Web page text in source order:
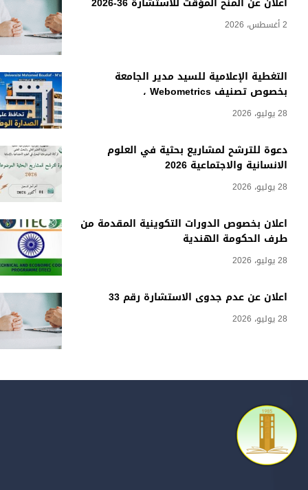
2 أغسطس، 2026
التغطية الإعلامية للسيد مدير الجامعة
بخصوص تصنيف Webometrics ،
28 يوليو، 2026
دعوة للترشح لمشاريع بحثية في العلوم
الانسانية والاجتماعية 2026
28 يوليو، 2026
اعلان بخصوص الدورات التكوينية المقدمة من
طرف الحكومة الهندية
28 يوليو، 2026
اعلان عن عدم جدوى الاستشارة رقم 33
28 يوليو، 2026